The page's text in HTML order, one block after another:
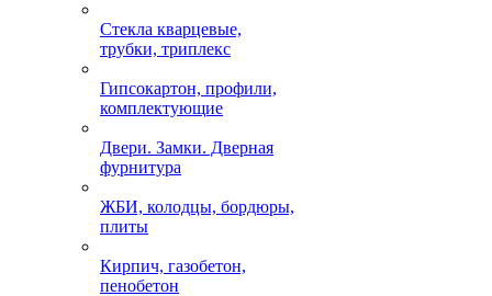
Стекла кварцевые,
трубки, триплекс
Гипсокартон, профили,
комплектующие
Двери. Замки. Дверная
фурнитура
ЖБИ, колодцы, бордюры,
плиты
Кирпич, газобетон,
пенобетон